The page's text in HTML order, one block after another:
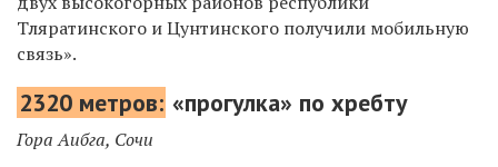
Тляратинского и Цунтинского получили мобильную
связь».
2320 метров: «прогулка» по хребту
Гора Аибга, Сочи